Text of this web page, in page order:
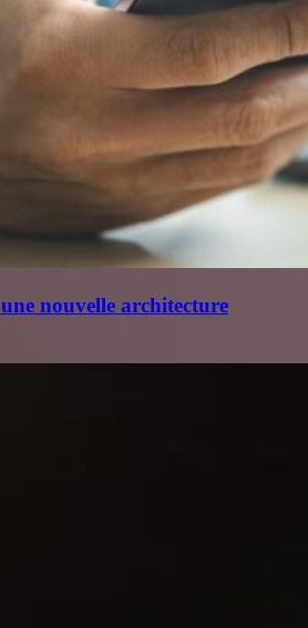
nouvelle architecture